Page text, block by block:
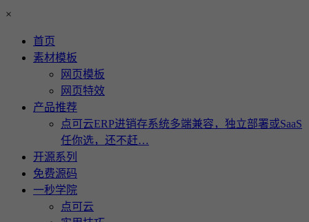
×
首页
素材模板
网页模板
网页特效
产品推荐
点可云ERP进销存系统多端兼容，独立部署或SaaS
任你选，还不赶…
开源系列
免费源码
一秒学院
点可云